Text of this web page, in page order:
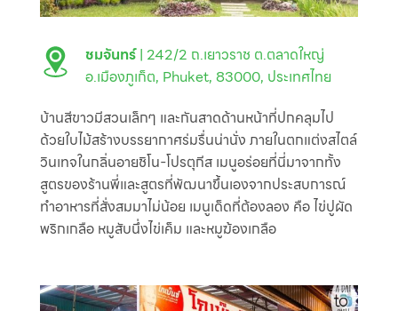
ชมจันทร์| 242/2 ถ.เยาวราช ต.ตลาดใหญ่
อ.เมืองภูเก็ต, Phuket, 83000, ประเทศไทย
บ้านสีขาวมีสวนเล็กๆ และกันสาดด้านหน้าที่ปกคลุมไป
ด้วยใบไม้สร้างบรรยากาศร่มรื่นน่านั่ง ภายในตกแต่งสไตล์
วินเทจในกลิ่นอายชิโน-โปรตุกีส เมนูอร่อยที่นี่มาจากทั้ง
สูตรของร้านพี่และสูตรที่พัฒนาขึ้นเองจากประสบการณ์
ทำอาหารที่สั่งสมมาไม่น้อย เมนูเด็ดที่ต้องลอง คือ ไข่ปูผัด
พริกเกลือ หมูสับนึ่งไข่เค็ม และหมูฆ้องเกลือ